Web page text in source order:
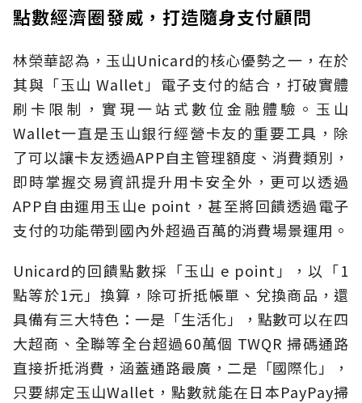
點數經濟圈發威，打造隨身支付顧問
林榮華認為，玉山Unicard的核心優勢之一，在於
其與「玉山 Wallet」電子支付的結合，打破實體
刷卡限制，實現一站式數位金融體驗。玉山
Wallet一直是玉山銀行經營卡友的重要工具，除
了可以讓卡友透過APP自主管理額度、消費類別，
即時掌握交易資訊提升用卡安全外，更可以透過
APP自由運用玉山e point，甚至將回饋透過電子
支付的功能帶到國內外超過百萬的消費場景運用。
Unicard的回饋點數採「玉山 e point」，以「1
點等於1元」換算，除可折抵帳單、兌換商品，還
具備有三大特色：一是「生活化」，點數可以在四
大超商、全聯等全台超過60萬個 TWQR 掃碼通路
直接折抵消費，涵蓋通路最廣，二是「國際化」，
只要綁定玉山Wallet，點數就能在日本PayPay掃